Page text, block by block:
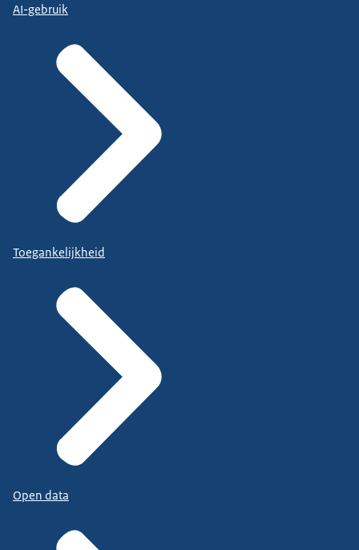
AI-gebruik
Toegankelijkheid
Open data